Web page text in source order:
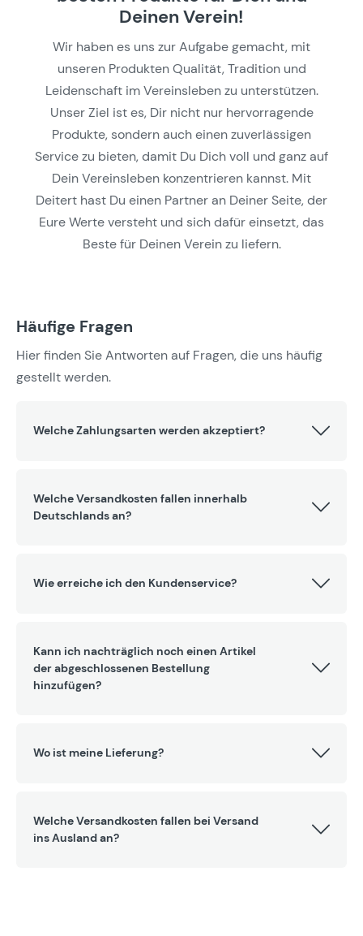
Deinen Verein!
Wir haben es uns zur Aufgabe gemacht, mit
unseren Produkten Qualität, Tradition und
Leidenschaft im Vereinsleben zu unterstützen.
Unser Ziel ist es, Dir nicht nur hervorragende
Produkte, sondern auch einen zuverlässigen
Service zu bieten, damit Du Dich voll und ganz auf
Dein Vereinsleben konzentrieren kannst. Mit
Deitert hast Du einen Partner an Deiner Seite, der
Eure Werte versteht und sich dafür einsetzt, das
Beste für Deinen Verein zu liefern.
Häufige Fragen
Hier finden Sie Antworten auf Fragen, die uns häufig
gestellt werden.
Welche Zahlungsarten werden akzeptiert?
Welche Versandkosten fallen innerhalb
Deutschlands an?
Wie erreiche ich den Kundenservice?
Kann ich nachträglich noch einen Artikel
der abgeschlossenen Bestellung
hinzufügen?
Wo ist meine Lieferung?
Welche Versandkosten fallen bei Versand
ins Ausland an?